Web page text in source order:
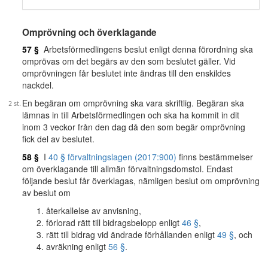
Omprövning och överklagande
57 § Arbetsförmedlingens beslut enligt denna förordning ska
omprövas om det begärs av den som beslutet gäller. Vid
omprövningen får beslutet inte ändras till den enskildes
nackdel.
En begäran om omprövning ska vara skriftlig. Begäran ska
lämnas in till Arbetsförmedlingen och ska ha kommit in dit
inom 3 veckor från den dag då den som begär omprövning
fick del av beslutet.
58 § I 40 § förvaltningslagen (2017:900) finns bestämmelser
om överklagande till allmän förvaltningsdomstol. Endast
följande beslut får överklagas, nämligen beslut om omprövning
av beslut om
återkallelse av anvisning,
förlorad rätt till bidragsbelopp enligt 46 §,
rätt till bidrag vid ändrade förhållanden enligt 49 §, och
avräkning enligt 56 §.